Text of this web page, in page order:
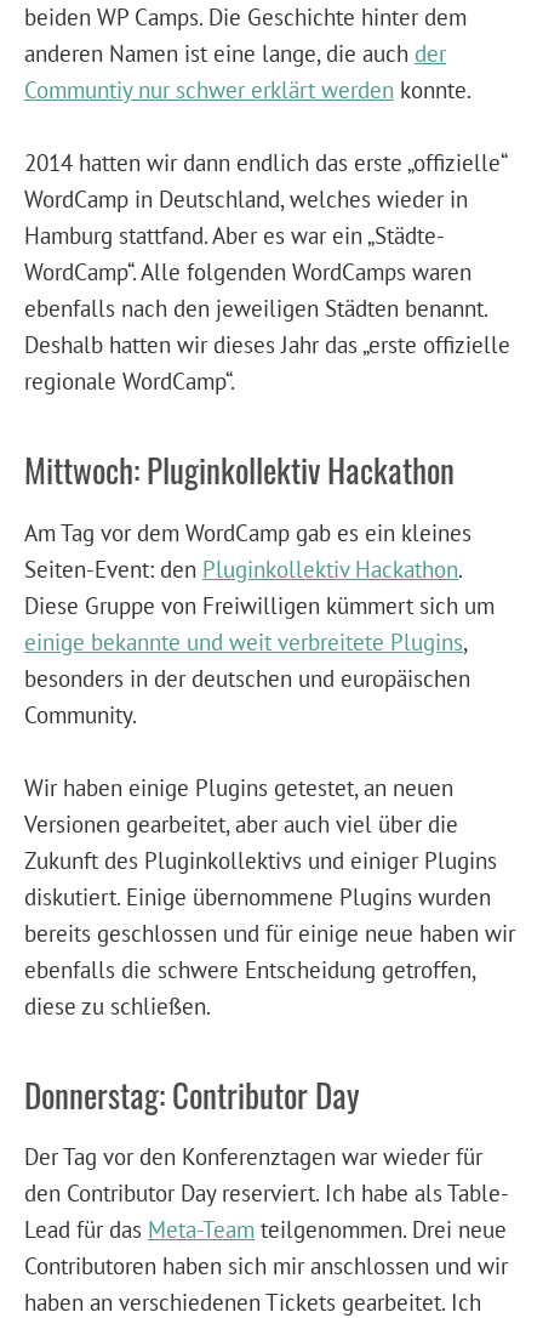
beiden WP Camps. Die Geschichte hinter dem
anderen Namen ist eine lange, die auch der
Communtiy nur schwer erklärt werden konnte.
2014 hatten wir dann endlich das erste „offizielle“
WordCamp in Deutschland, welches wieder in
Hamburg stattfand. Aber es war ein „Städte-
WordCamp“. Alle folgenden WordCamps waren
ebenfalls nach den jeweiligen Städten benannt.
Deshalb hatten wir dieses Jahr das „erste offizielle
regionale WordCamp“.
Mittwoch: Pluginkollektiv Hackathon
Am Tag vor dem WordCamp gab es ein kleines
Seiten-Event: den Pluginkollektiv Hackathon.
Diese Gruppe von Freiwilligen kümmert sich um
einige bekannte und weit verbreitete Plugins,
besonders in der deutschen und europäischen
Community.
Wir haben einige Plugins getestet, an neuen
Versionen gearbeitet, aber auch viel über die
Zukunft des Pluginkollektivs und einiger Plugins
diskutiert. Einige übernommene Plugins wurden
bereits geschlossen und für einige neue haben wir
ebenfalls die schwere Entscheidung getroffen,
diese zu schließen.
Donnerstag: Contributor Day
Der Tag vor den Konferenztagen war wieder für
den Contributor Day reserviert. Ich habe als Table-
Lead für das Meta-Team teilgenommen. Drei neue
Contributoren haben sich mir anschlossen und wir
haben an verschiedenen Tickets gearbeitet. Ich